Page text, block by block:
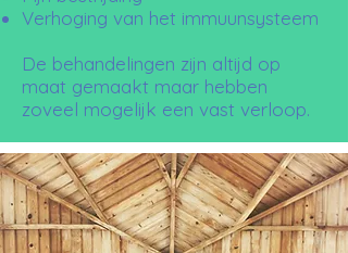
Verhoging van het immuunsysteem
De behandelingen zijn altijd op
maat gemaakt maar hebben
zoveel mogelijk een vast verloop.